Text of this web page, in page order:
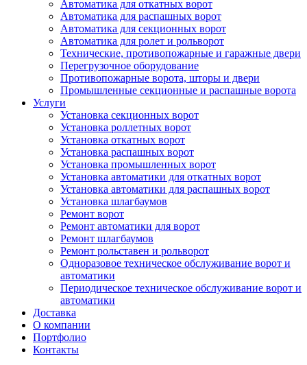
Автоматика для откатных ворот
Автоматика для распашных ворот
Автоматика для секционных ворот
Автоматика для ролет и рольворот
Технические, противопожарные и гаражные двери
Перегрузочное оборудование
Противопожарные ворота, шторы и двери
Промышленные секционные и распашные ворота
Услуги
Установка секционных ворот
Установка роллетных ворот
Установка откатных ворот
Установка распашных ворот
Установка промышленных ворот
Установка автоматики для откатных ворот
Установка автоматики для распашных ворот
Установка шлагбаумов
Ремонт ворот
Ремонт автоматики для ворот
Ремонт шлагбаумов
Ремонт рольставен и рольворот
Одноразовое техническое обслуживание ворот и
автоматики
Периодическое техническое обслуживание ворот и
автоматики
Доставка
О компании
Портфолио
Контакты